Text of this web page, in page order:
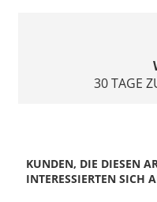
30 TAGE
KUNDEN, DIE DIESEN
INTERESSIERTEN SICH